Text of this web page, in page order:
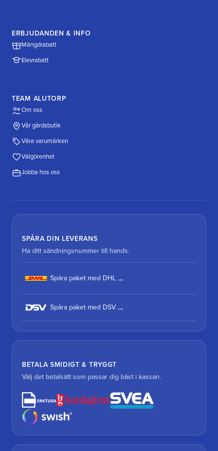
ERBJUDANDEN & INFO
Mängdrabatt
Elevrabatt
TEAM ALUTORP
Om oss
Vår gårdsbutik
Våra varumärken
Välgörenhet
Jobba hos oss
SPÅRA DIN LEVERANS
Ha ditt sändningsnummer till hands.
Spåra paket med DHL
Spåra paket med DSV
BETALA SMIDIGT & TRYGGT
Välj det betalsätt som passar dig bäst i kassan.